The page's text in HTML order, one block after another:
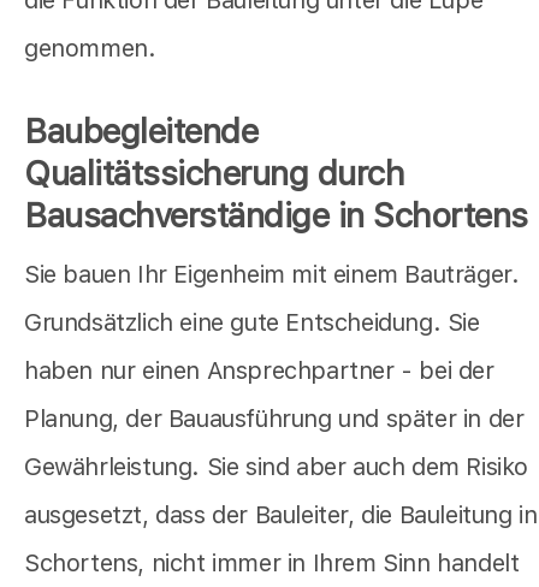
genommen.
Baubegleitende
Qualitätssicherung durch
Bausachverständige in Schortens
Sie bauen Ihr Eigenheim mit einem Bauträger.
Grundsätzlich eine gute Entscheidung. Sie
haben nur einen Ansprechpartner - bei der
Planung, der Bauausführung und später in der
Gewährleistung. Sie sind aber auch dem Risiko
ausgesetzt, dass der Bauleiter, die Bauleitung in
Schortens, nicht immer in Ihrem Sinn handelt